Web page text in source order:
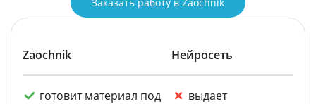
Zaochnik Нейросеть
готовит материал под
выдает